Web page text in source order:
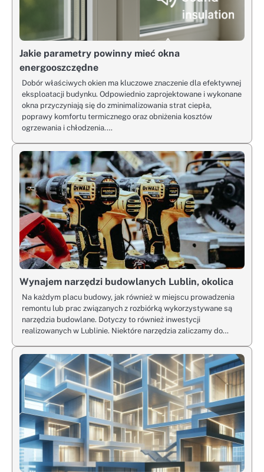
Jakie parametry powinny mieć okna
energooszczędne
Dobór właściwych okien ma kluczowe znaczenie dla efektywnej
eksploatacji budynku. Odpowiednio zaprojektowane i wykonane
okna przyczyniają się do zminimalizowania strat ciepła,
poprawy komfortu termicznego oraz obniżenia kosztów
ogrzewania i chłodzenia.…
Wynajem narzędzi budowlanych Lublin, okolica
Na każdym placu budowy, jak również w miejscu prowadzenia
remontu lub prac związanych z rozbiórką wykorzystywane są
narzędzia budowlane. Dotyczy to również inwestycji
realizowanych w Lublinie. Niektóre narzędzia zaliczamy do…